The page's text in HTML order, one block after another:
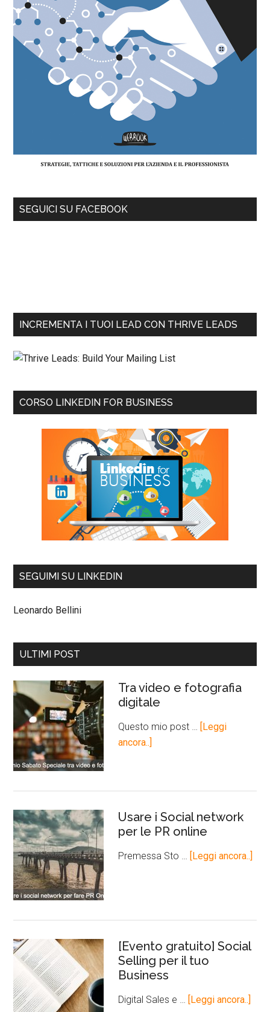
SEGUICI SU FACEBOOK
INCREMENTA I TUOI LEAD CON THRIVE LEADS
CORSO LINKEDIN FOR BUSINESS
SEGUIMI SU LINKEDIN
Leonardo Bellini
ULTIMI POST
Tra video e fotografia
digitale
Questo mio post …
[Leggi
ancora..]
Usare i Social network
per le PR online
Premessa Sto … [Leggi ancora..]
[Evento gratuito] Social
Selling per il tuo
Business
Digital Sales e … [Leggi ancora..]